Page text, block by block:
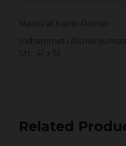
Maleri af Kamo Reimer
Indrammet i
Str.: 41 x 51
Related